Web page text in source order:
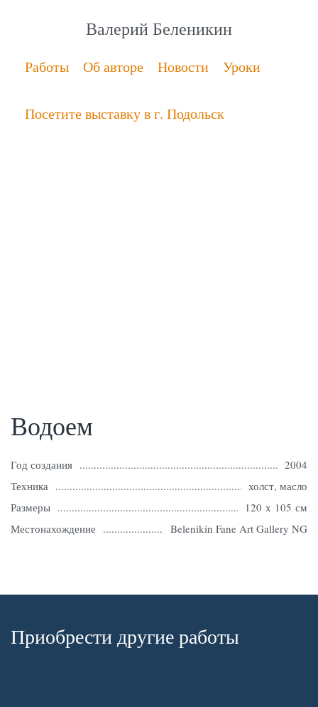
Валерий Беленикин
Работы Об авторе Новости Уроки
Посетите выставку в г. Подольск
Водоем
Год создания
2004
Техника
холст, масло
Размеры
120 х 105 см
Местонахождение
Belenikin Fane Art Gallery NG
Приобрести другие работы